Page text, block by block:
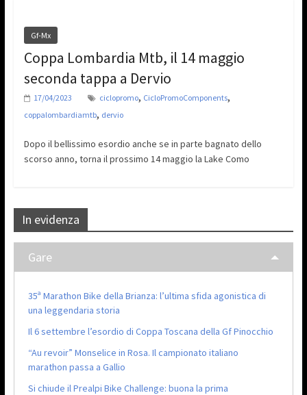
Gf-Mx
Coppa Lombardia Mtb, il 14 maggio
seconda tappa a Dervio
17/04/2023 ciclopromo, CicloPromoComponents,
coppalombardiamtb, dervio
Dopo il bellissimo esordio anche se in parte bagnato dello
scorso anno, torna il prossimo 14 maggio la Lake Como
In evidenza
Gare
35ª Marathon Bike della Brianza: l’ultima sfida agonistica di
una leggendaria storia
Il 6 settembre l’esordio di Coppa Toscana della Gf Pinocchio
“Au revoir” Monselice in Rosa. Il campionato italiano
marathon passa a Gallio
Si chiude il Prealpi Bike Challenge: buona la prima